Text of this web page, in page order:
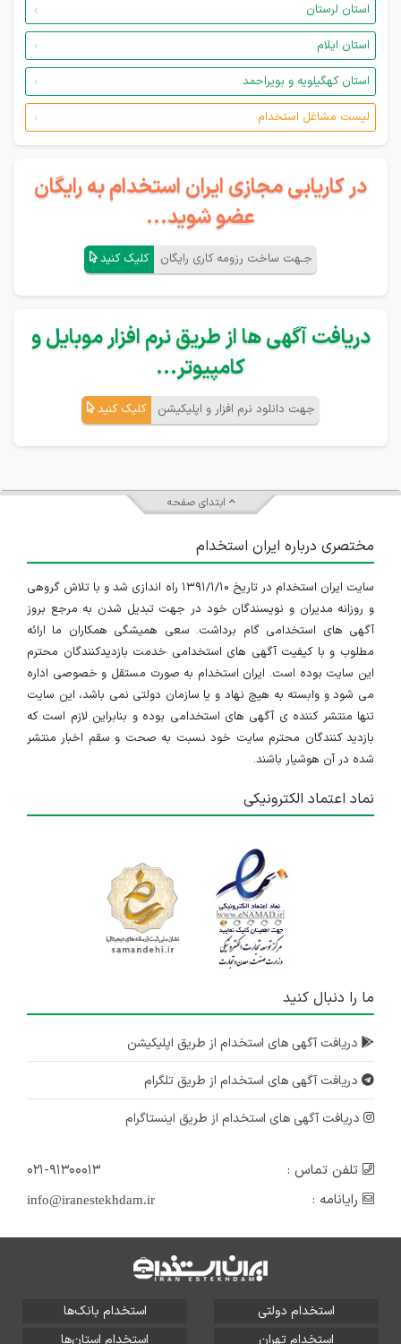
استان لرستان
استان ایلام
استان کهگیلویه و بویراحمد
لیست مشاغل استخدام
در کاریابی مجازی ایران استخدام به رایگان
عضو شوید...
جـهت ساخت رزومه کاری رایگان کلیک کنید
دریافت آگهی ها از طریق نرم افزار موبایل و
کامپیوتر...
جهت دانلود نرم افزار و اپلیکیشن کلیک کنید
ابتدای صفحه
مختصری درباره ایران استخدام
سایت ایران استخدام در تاریخ ۱۳۹۱/۱/۱۰ راه اندازی شد و با تلاش گروهی
و روزانه مدیران و نویسندگان خود در جهت تبدیل شدن به مرجع بروز
آگهی های استخدامی گام برداشت. سعی همیشگی همکاران ما ارائه
مطلوب و با کیفیت آگهی های استخدامی خدمت بازدیدکنندگان محترم
این سایت بوده است. ایران استخدام به صورت مستقل و خصوصی اداره
می شود و وابسته به هیچ نهاد و یا سازمان دولتی نمی باشد، این سایت
تنها منتشر کننده ی آگهی های استخدامی بوده و بنابراین لازم است که
بازدید کنندگان محترم سایت خود نسبت به صحت و سقم اخبار منتشر
شده در آن هوشیار باشند.
نماد اعتماد الکترونیکی
ما را دنبال کنید
دریافت آگهی های استخدام از طریق اپلیکیشن
دریافت آگهی های استخدام از طریق تلگرام
دریافت آگهی های استخدام از طریق اینستاگرام
تلفن تماس :
۰۲۱-۹۱۳۰۰۰۱۳
رایانامه :
info@iranestekhdam.ir
استخدام دولتی
استخدام بانک‌ها
استخدام تهران
استخدام استان‌ها